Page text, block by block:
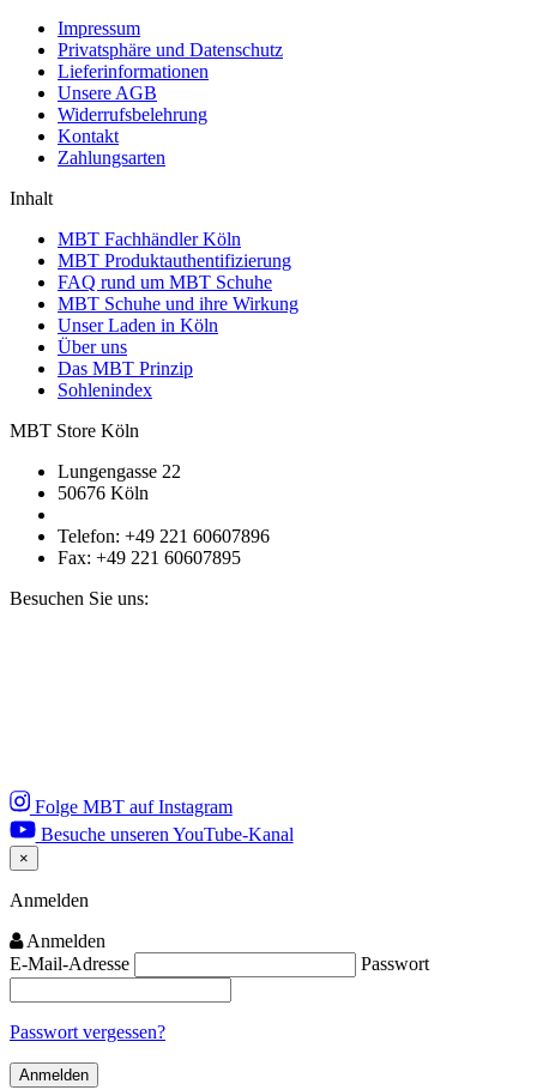
Impressum
Privatsphäre und Datenschutz
Lieferinformationen
Unsere AGB
Widerrufsbelehrung
Kontakt
Zahlungsarten
Inhalt
MBT Fachhändler Köln
MBT Produktauthentifizierung
FAQ rund um MBT Schuhe
MBT Schuhe und ihre Wirkung
Unser Laden in Köln
Über uns
Das MBT Prinzip
Sohlenindex
MBT Store Köln
Lungengasse 22
50676 Köln
Telefon: +49 221 60607896
Fax: +49 221 60607895
Besuchen Sie uns:
Folge MBT auf Instagram
Besuche unseren YouTube-Kanal
×
Close
Anmelden
Anmelden
E-Mail-Adresse
Passwort
Passwort vergessen?